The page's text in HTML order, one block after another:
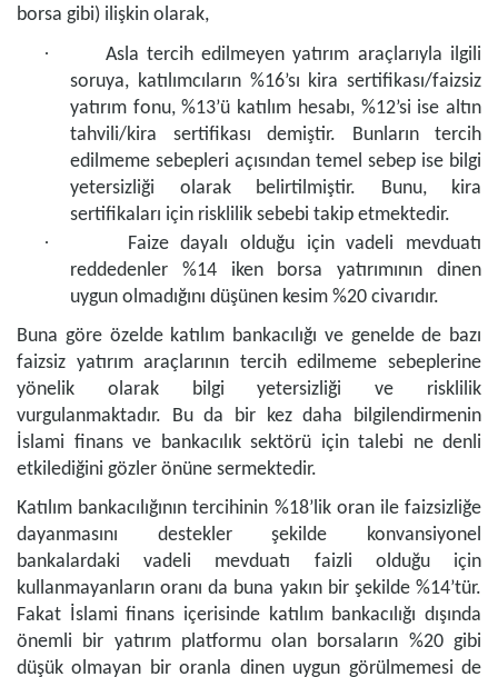
borsa gibi) ilişkin olarak,
·
Asla tercih edilmeyen yatırım araçlarıyla ilgili
soruya, katılımcıların %16’sı kira sertifikası/faizsiz
yatırım fonu, %13’ü katılım hesabı, %12’si ise altın
tahvili/kira sertifikası demiştir. Bunların tercih
edilmeme sebepleri açısından temel sebep ise bilgi
yetersizliği olarak belirtilmiştir. Bunu, kira
sertifikaları için risklilik sebebi takip etmektedir.
·
Faize dayalı olduğu için vadeli mevduatı
reddedenler %14 iken borsa yatırımının dinen
uygun olmadığını düşünen kesim %20 civarıdır.
Buna göre özelde katılım bankacılığı ve genelde de bazı
faizsiz yatırım araçlarının tercih edilmeme sebeplerine
yönelik olarak bilgi yetersizliği ve risklilik
vurgulanmaktadır. Bu da bir kez daha bilgilendirmenin
İslami finans ve bankacılık sektörü için talebi ne denli
etkilediğini gözler önüne sermektedir.
Katılım bankacılığının tercihinin %18’lik oran ile faizsizliğe
dayanmasını destekler şekilde konvansiyonel
bankalardaki vadeli mevduatı faizli olduğu için
kullanmayanların oranı da buna yakın bir şekilde %14’tür.
Fakat İslami finans içerisinde katılım bankacılığı dışında
önemli bir yatırım platformu olan borsaların %20 gibi
düşük olmayan bir oranla dinen uygun görülmemesi de